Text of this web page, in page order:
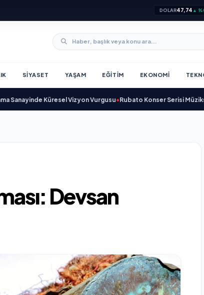
DOLAR47,74 ▲
SIYASET YAŞAM EĞITIM EKONOMI
Küresel Vizyon Vurgusu•Rubato Konser Serisi
Devsan